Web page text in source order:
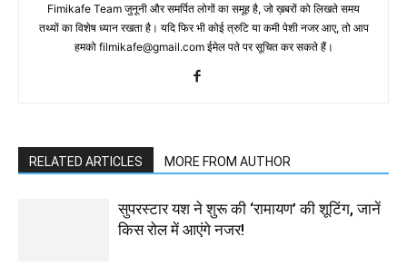
Fimikafe Team जुनूनी और समर्पित लोगों का समूह है, जो ख़बरों को लिखते समय
तथ्‍यों का विशेष ध्‍यान रखता है। यदि फिर भी कोई त्रुटि या कमी पेशी नजर आए, तो आप
हमको filmikafe@gmail.com ईमेल पते पर सूचित कर सकते हैं।
RELATED ARTICLES MORE FROM AUTHOR
सुपरस्टार यश ने शुरू की ‘रामायण’ की शूटिंग, जानें
किस रोल में आएंगे नजर!